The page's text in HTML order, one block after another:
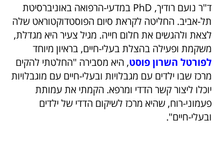
ד"ר נועם רודיך, PhD במדעי-הרפואה באוניברסיטת
תל-אביב. החליטה לקראת סיום הפוסטדוקטוראט שלה
לצאת ולהגשים את חלום חייה. מגיל צעיר היא מגדלת,
משקמת ופעילה בהצלת בעלי-חיים, בראיון מיוחד
לפורטל השרון פוסט, היא מסבירה "החלטתי להקים
מרכז שבו ילדים עם מגבלויות ובעלי-חיים עם מוגבלויות
יוכלו ליצור קשר הדדי ומרפא. הקמתי את עמותת
פעמוני-רוח, שהיא מרכז לשיקום הדדי של ילדים
ובעלי-חיים".